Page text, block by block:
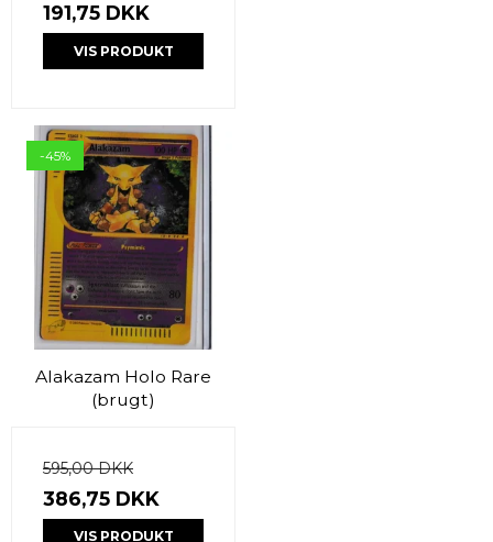
191,75 DKK
VIS PRODUKT
-45%
Alakazam Holo Rare
(brugt)
595,00 DKK
386,75 DKK
VIS PRODUKT